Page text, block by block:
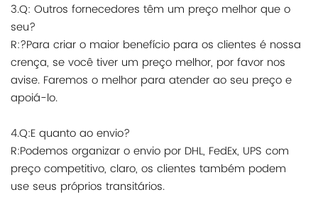
3.Q: Outros fornecedores têm um preço melhor que o
seu?
R:?Para criar o maior benefício para os clientes é nossa
crença, se você tiver um preço melhor, por favor nos
avise. Faremos o melhor para atender ao seu preço e
apoiá-lo.
4.Q:E quanto ao envio?
R:Podemos organizar o envio por DHL, FedEx, UPS com
preço competitivo, claro, os clientes também podem
use seus próprios transitários.